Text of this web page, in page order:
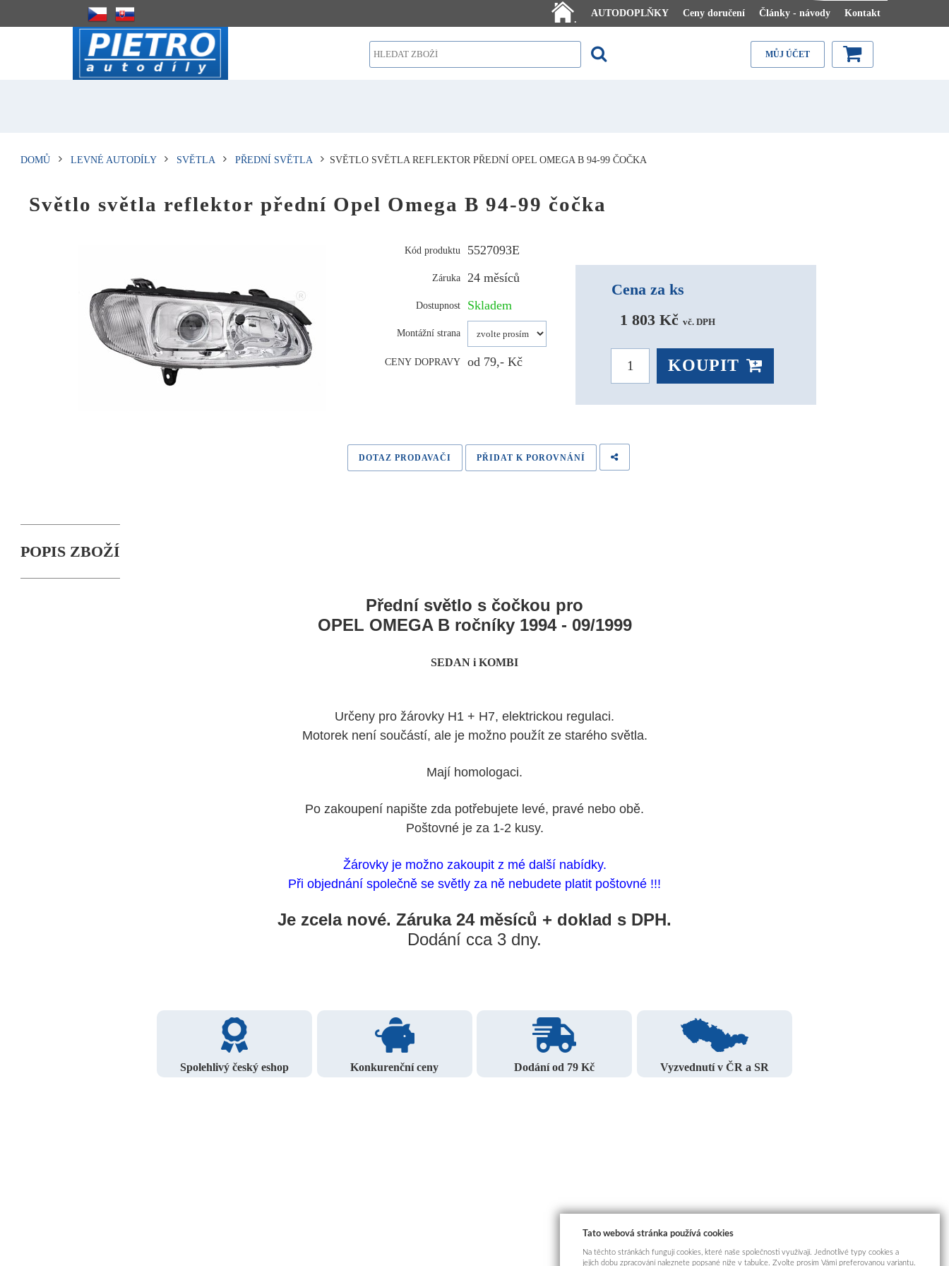
.
AUTODOPLŇKY Ceny doručení Články - návody Kontakt
MŮJ ÚČET
DOMŮ LEVNÉ AUTODÍLY SVĚTLA PŘEDNÍ SVĚTLA SVĚTLO SVĚTLA REFLEKTOR PŘEDNÍ OPEL OMEGA B 94-99 ČOČKA
Světlo světla reflektor přední Opel Omega B 94-99 čočka
Kód produktu 5527093E
Záruka 24 měsíců
Dostupnost Skladem
Montážní strana
CENY DOPRAVY od 79,- Kč
Cena za ks
1 803 Kč vč. DPH
KOUPIT
DOTAZ PRODAVAČI PŘIDAT K POROVNÁNÍ
POPIS ZBOŽÍ
Přední světlo s čočkou pro
OPEL OMEGA B ročníky 1994 - 09/1999
SEDAN i KOMBI
Určeny pro žárovky H1 + H7, elektrickou regulaci.
Motorek není součástí, ale je možno použít ze starého světla.
Mají homologaci.
Po zakoupení napište zda potřebujete levé, pravé nebo obě.
Poštovné je za 1-2 kusy.
Žárovky je možno zakoupit z mé další nabídky.
Při objednání společně se světly za ně nebudete platit poštovné !!!
Je zcela nové. Záruka 24 měsíců + doklad s DPH.
Dodání cca 3 dny.
Spolehlivý český eshop Konkurenční ceny Dodání od 79 Kč Vyzvednutí v ČR a SR
Tato webová stránka používá cookies
Na těchto stránkách fungují cookies, které naše společnosti využívají. Jednotlivé typy cookies a
jejich dobu zpracování naleznete popsané níže v tabulce. Zvolte prosím Vámi preferovanou variantu.